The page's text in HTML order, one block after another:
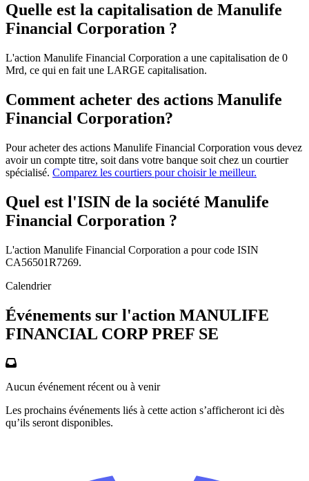
Quelle est la capitalisation de Manulife
Financial Corporation ?
L'action Manulife Financial Corporation a une capitalisation de 0
Mrd, ce qui en fait une LARGE capitalisation.
Comment acheter des actions Manulife
Financial Corporation?
Pour acheter des actions Manulife Financial Corporation vous devez
avoir un compte titre, soit dans votre banque soit chez un courtier
spécialisé. Comparez les courtiers pour choisir le meilleur.
Quel est l'ISIN de la société Manulife
Financial Corporation ?
L'action Manulife Financial Corporation a pour code ISIN
CA56501R7269.
Calendrier
Événements sur l'action MANULIFE
FINANCIAL CORP PREF SE
Aucun événement récent ou à venir
Les prochains événements liés à cette action s’afficheront ici dès
qu’ils seront disponibles.